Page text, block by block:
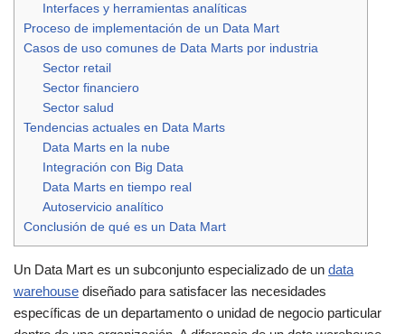
Interfaces y herramientas analíticas
Proceso de implementación de un Data Mart
Casos de uso comunes de Data Marts por industria
Sector retail
Sector financiero
Sector salud
Tendencias actuales en Data Marts
Data Marts en la nube
Integración con Big Data
Data Marts en tiempo real
Autoservicio analítico
Conclusión de qué es un Data Mart
Un Data Mart es un subconjunto especializado de un data
warehouse diseñado para satisfacer las necesidades
específicas de un departamento o unidad de negocio particular